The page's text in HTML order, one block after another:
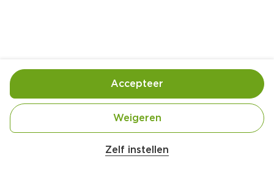
Ingrediënten Bereiding
1 kleine flespompoen
Zelf instellen
Weigeren
Accepteer